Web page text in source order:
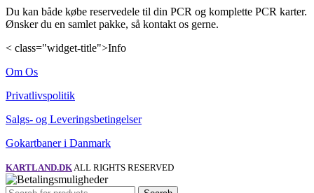
Du kan både købe reservedele til din PCR og komplette PCR karter.
Ønsker du en samlet pakke, så kontakt os gerne.
< class="widget-title">Info
Om Os
Privatlivspolitik
Salgs- og Leveringsbetingelser
Gokartbaner i Danmark
KARTLAND.DKALL RIGHTS RESERVED